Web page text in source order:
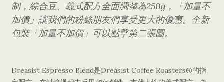
制，綜合豆、義式配方全面調整為250g，「加量不
加價」讓我們的粉絲朋友們享受更大的優惠。 全新
包裝「加量不加價」 可以點擊第二張圖。
Dreasist Espresso Blend是Dreasist Coffee Roasters®的指